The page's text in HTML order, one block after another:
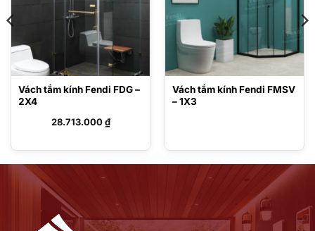
Vách tắm kính Fendi FDG –
2X4
28.713.000₫
Vách tắm kính Fendi FMSV
– 1X3